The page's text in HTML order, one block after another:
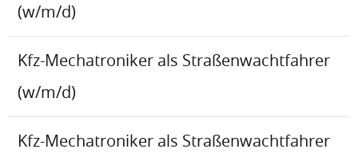
(w/m/d)
Kfz-Mechatroniker als Straßenwachtfahrer
(w/m/d)
Kfz-Mechatroniker als Straßenwachtfahrer